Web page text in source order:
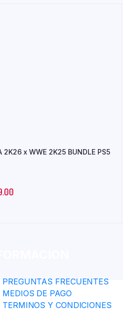
2K26 x WWE 2K25 BUNDLE PS5
PREGUNTAS FRECUENTES
MEDIOS DE PAGO
TERMINOS Y CONDICIONES